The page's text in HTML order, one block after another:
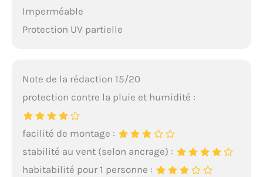
Imperméable
Protection UV partielle
Note de la rédaction 15/20
protection contre la pluie et humidité :
facilité de montage :
stabilité au vent (selon ancrage) :
habitabilité pour 1 personne :